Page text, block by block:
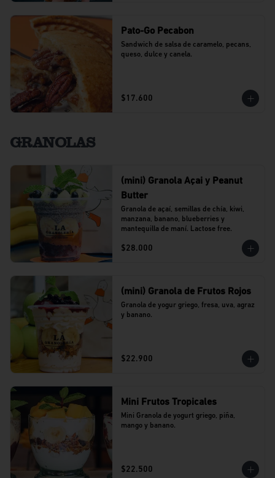
Pato-Go Pecabon
Sandwich de salsa de caramelo, pecans,
queso, dulce y canela.
$17.600
GRANOLAS
(mini) Granola Açai y Peanut
Butter
Granola de açaí, semillas de chía, kiwi,
manzana, banano, blueberries y
mantequilla de maní. Lactose free.
$28.000
(mini) Granola de Frutos Rojos
Granola de yogur griego, fresa, uva, agraz
y banano.
$22.900
Mini Frutos Tropicales
Mini Granola de yogurt griego, piña,
mango y banano.
$22.500